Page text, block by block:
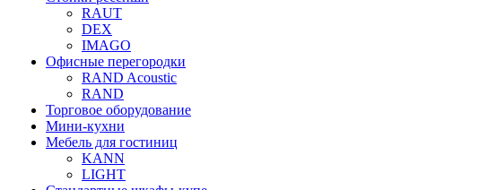
RAUT
DEX
IMAGO
Офисные перегородки
RAND Acoustic
RAND
Торговое оборудование
Мини-кухни
Мебель для гостиниц
KANN
LIGHT